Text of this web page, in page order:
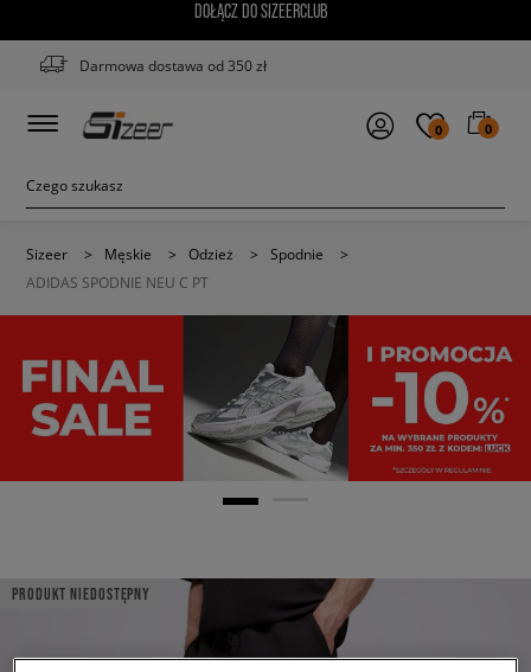
DOŁĄCZ DO SIZEERCLUB
Darmowa dostawa od 350 zł
0 0
Sizeer > Męskie > Odzież > Spodnie
>
ADIDAS SPODNIE NEU C PT
PRODUKT NIEDOSTĘPNY